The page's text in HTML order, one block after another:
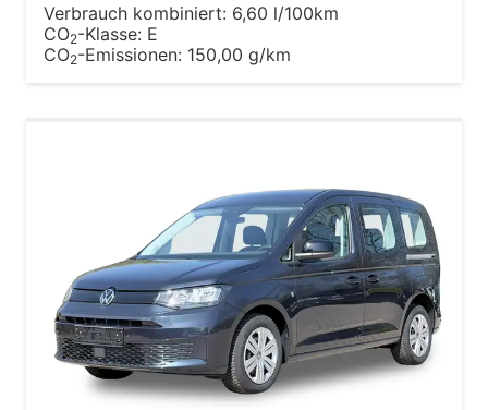
Verbrauch kombiniert: 6,60 l/100km
CO2-Klasse: E
CO2-Emissionen: 150,00 g/km